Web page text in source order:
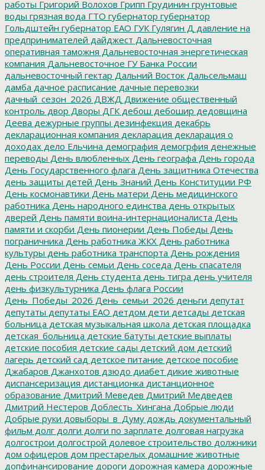
работы Григорий Волохов Грипп Грудинин грунтовые
воды грязная вода ГТО губернатор губернатор
Гольдштейн губернатор ЕАО ГУК Гулягин Д давление на
предпринимателей дайджест Дальневосточная
оперативная таможня Дальневосточная энергетическая
компания Дальневосточное ГУ Банка России
дальневосточный гектар Дальний Восток Дальсельмаш
дамба дачное расписание дачные перевозки
дачный_сезон_2026 ДВЖД Движение общественный
контроль двор Дворы ДГК дебош дебошир дедовщина
Деева дежурные группы дезинфекция декабрь
декларационная компания декларация декларация о
доходах дело Ельчина демография демогрфия денежные
переводы День влюбленных День географа День города
День Государственного флага День защитника Отечества
день защиты детей День Знаний День Конституции РФ
День космонавтики День матери День медицинского
работника День народного единства день открытых
дверей День памяти воина-интернационалиста День
памяти и скорби День пионерии День Победы День
пограничника День работника ЖКХ День работника
культуры день работника транспорта День рождения
День России День семьи День соседа День спасателя
день строителя День студента день тигра день учителя
день физкультурника День флага России
День_Победы_2026 День_семьи_2026 деньги депутат
депутаты депутаты ЕАО детдом дети детсады детская
больница детская музыкальная школа детская площадка
детская_больница детские батуты детские выплаты
детские пособия детские сады детский дом детский
лагерь детский сад детское питание детское пособие
Джабаров Джанхотов дзюдо диабет дикие животные
диспансеризация дистанционка дистанционное
образование Дмитрий Меведев Дмитрий Медведев
Дмитрий Нестеров Доблесть_Хингана Добрые люди
Добрые руки довыборы_в_Думу дождь документальный
фильм долг долги долги по зарплате долговая нагрузка
долгострои долгострой долевое строительство должники
дом офицеров дом престарелых домашние животные
допфинансирование дороги дорожная камера дорожные